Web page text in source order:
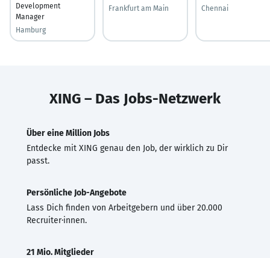
Development
Manager
Hamburg
Frankfurt am Main
Chennai
XING – Das Jobs-Netzwerk
Über eine Million Jobs
Entdecke mit XING genau den Job, der wirklich zu Dir
passt.
Persönliche Job-Angebote
Lass Dich finden von Arbeitgebern und über 20.000
Recruiter·innen.
21 Mio. Mitglieder